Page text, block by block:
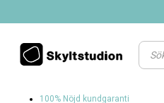
100% Nöjd kundgaranti